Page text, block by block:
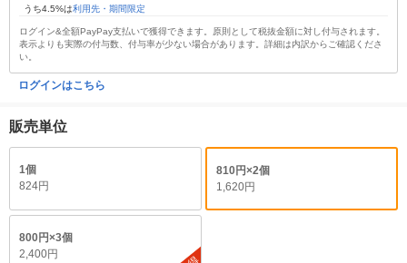
うち4.5%は利用先・期間限定
ログイン&全額PayPay支払いで獲得できます。原則として税抜金額に対し付与されます。
表示よりも実際の付与数、付与率が少ない場合があります。詳細は内訳からご確認くださ
い。
ログインはこちら
販売単位
1個
824円
810円×2個
1,620円
800円×3個
2,400円